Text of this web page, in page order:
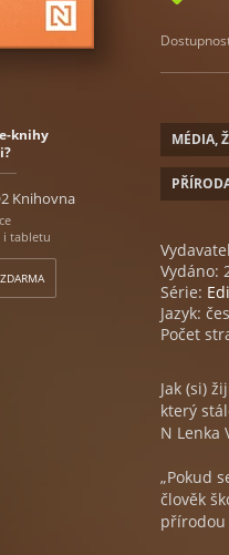
knihy
Knihovna
i tabletu
MÉDIA,
Vydáno:
Série:
Jazyk:
Počet
Jak (si)
který
N Lenka
„Pokud
člověk
přírodou
knize